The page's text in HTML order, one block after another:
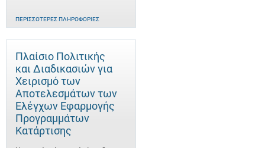
ΠΕΡΙΣΣΌΤΕΡΕΣ ΠΛΗΡΟΦΟΡΊΕΣ
Πλαίσιο Πολιτικής
και Διαδικασιών για
Χειρισμό των
Αποτελεσμάτων των
Ελέγχων Εφαρμογής
Προγραμμάτων
Κατάρτισης